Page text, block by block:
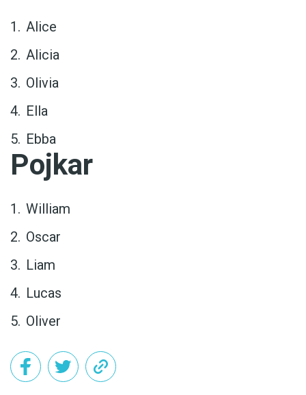
Alice
Alicia
Olivia
Ella
Ebba
Pojkar
William
Oscar
Liam
Lucas
Oliver